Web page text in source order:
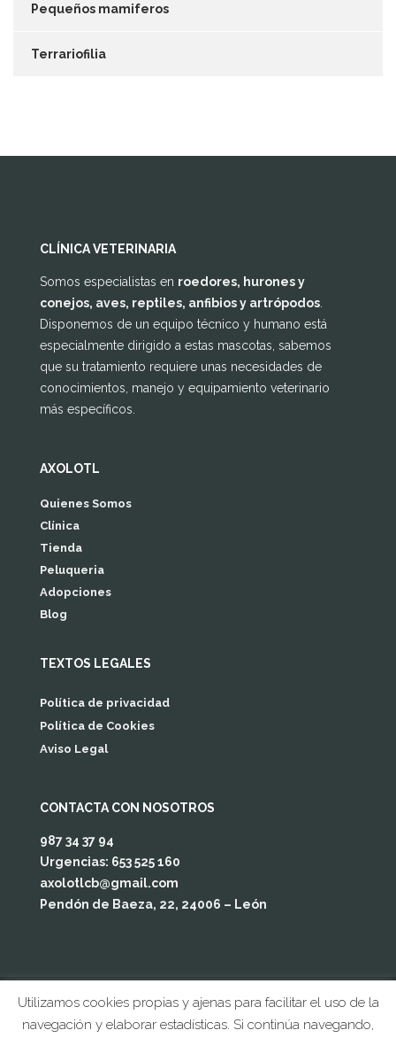
Pequeños mamiferos
Terrariofilia
CLÍNICA VETERINARIA
Somos especialistas en roedores, hurones y
conejos, aves, reptiles, anfibios y artrópodos
Disponemos de un equipo técnico y humano está
especialmente dirigido a estas mascotas, sabemos
que su tratamiento requiere unas necesidades de
conocimientos, manejo y equipamiento veterinario
más específicos.
AXOLOTL
Quienes Somos
Clínica
Tienda
Peluqueria
Adopciones
Blog
TEXTOS LEGALES
Política de privacidad
Política de Cookies
Aviso Legal
CONTACTA CON NOSOTROS
987 34 37 94
Urgencias: 653 525 160
axolotlcb@gmail.com
Pendón de Baeza, 22, 24006 – León
© 2019 Axolotl León
Utilizamos cookies propias y ajenas para facilitar el uso de la
navegación y elaborar estadísticas. Si continúa navegando,